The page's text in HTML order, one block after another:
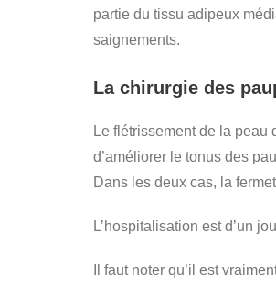
partie du tissu adipeux
saignements.
La chirurgie des
Le flétrissement de la peau
d’améliorer le tonus des
Dans les deux cas, la
L’hospitalisation est d’un
Il faut noter qu’il est